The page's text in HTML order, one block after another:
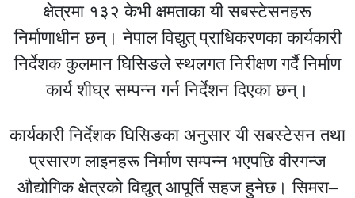
क्षेत्रमा १३२ केभी क्षमताका यी सबस्टेसनहरू
निर्माणाधीन छन्। नेपाल विद्युत् प्राधिकरणका कार्यकारी
निर्देशक कुलमान घिसिङले स्थलगत निरीक्षण गर्दै निर्माण
कार्य शीघ्र सम्पन्न गर्न निर्देशन दिएका छन्।
कार्यकारी निर्देशक घिसिङका अनुसार यी सबस्टेसन तथा
प्रसारण लाइनहरू निर्माण सम्पन्न भएपछि वीरगन्ज
औद्योगिक क्षेत्रको विद्युत् आपूर्ति सहज हुनेछ। सिमरा–